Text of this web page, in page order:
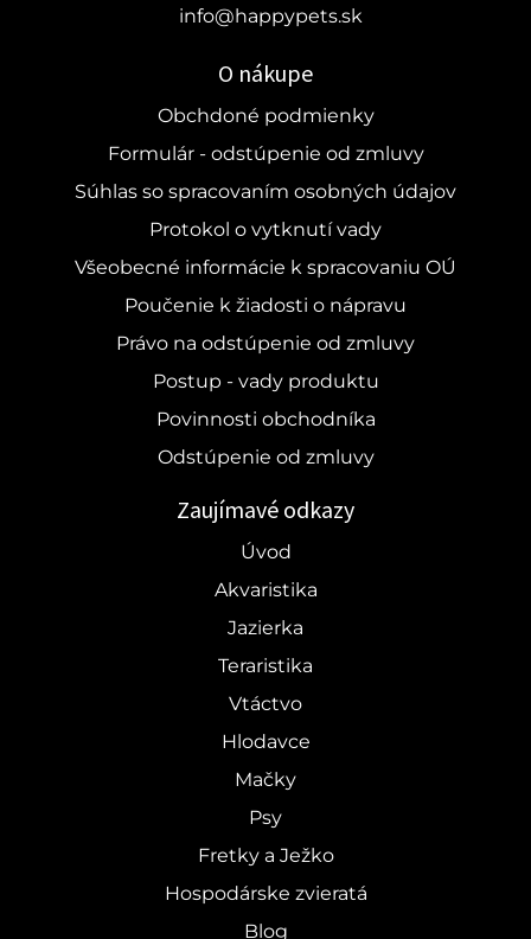
info@happypets.sk
O nákupe
Obchdoné podmienky
Formulár - odstúpenie od zmluvy
Súhlas so spracovaním osobných údajov
Protokol o vytknutí vady
Všeobecné informácie k spracovaniu OÚ
Poučenie k žiadosti o nápravu
Právo na odstúpenie od zmluvy
Postup - vady produktu
Povinnosti obchodníka
Odstúpenie od zmluvy
Zaujímavé odkazy
Úvod
Akvaristika
Jazierka
Teraristika
Vtáctvo
Hlodavce
Mačky
Psy
Fretky a Ježko
Hospodárske zvieratá
Blog